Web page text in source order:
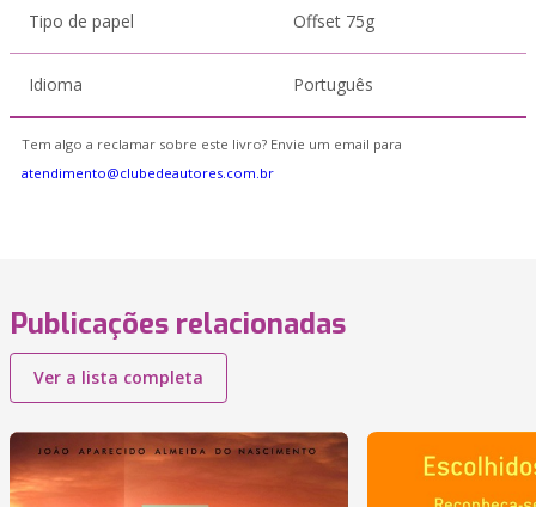
Tipo de papel Offset 75g
Idioma Português
Tem algo a reclamar sobre este livro? Envie um email para
atendimento@clubedeautores.com.br
Publicações relacionadas
Ver a lista completa